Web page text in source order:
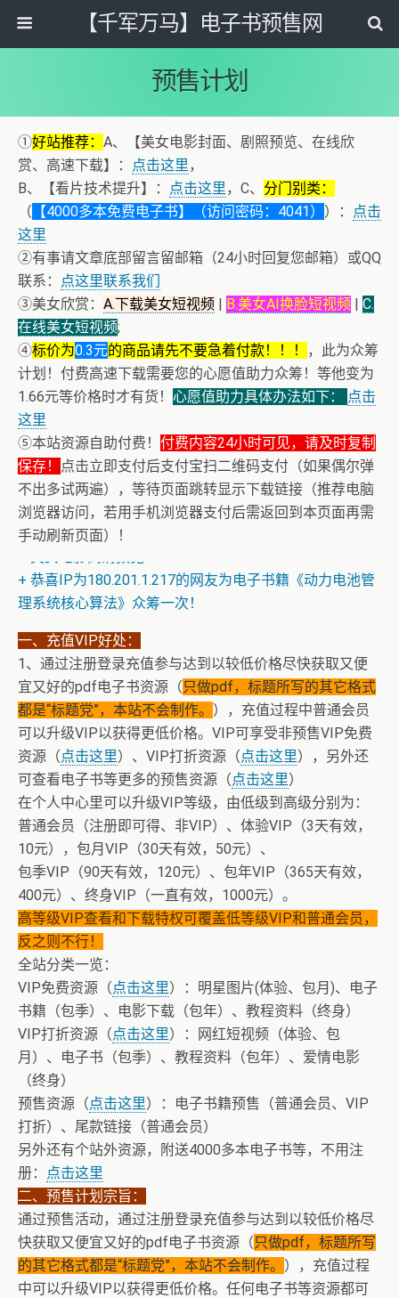
【千军万马】电子书预售网
预售计划
①好站推荐： A、【美女电影封面、剧照预览、在线欣
赏、高速下载】：
点击这里，
B、【看片技术提升】：
点击这里，C、 分门别类：
（ 【4000多本免费电子书】（访问密码：4041） ）：
点击
这里
②有事请文章底部留言留邮箱（24小时回复您邮箱）或QQ
联系：
点这里联系我们
③美女欣赏： A.下载美女短视频 | B.美女AI换脸短视频 | C.
在线美女短视频;
④标价为0.3元的商品请先不要急着付款！！！
，此为众筹
计划！付费高速下载需要您的心愿值助力众筹！等他变为
1.66元等价格时才有货！ 心愿值助力具体办法如下：
点击
这里
⑤本站资源自助付费！ 付费内容24小时可见，请及时复制
保存！
点击立即支付后支付宝扫二维码支付（如果偶尔弹
不出多试两遍），等待页面跳转显示下载链接（推荐电脑
浏览器访问，若用手机浏览器支付后需返回到本页面再需
手动刷新页面）！
+ 恭喜IP为180.201.1.217的网友为电子书籍《动力电池管
理系统核心算法》众筹一次！
一、充值VIP好处：
1、通过注册登录充值参与达到以较低价格尽快获取又便
宜又好的pdf电子书资源（只做pdf，标题所写的其它格式
都是“标题党”，本站不会制作。 ），充值过程中普通会员
可以升级VIP以获得更低价格。VIP可享受非预售VIP免费
资源（点击这里）、VIP打折资源（点击这里），另外还
可查看电子书等更多的预售资源（点击这里）
在个人中心里可以升级VIP等级，由低级到高级分别为：
普通会员（注册即可得、非VIP）、体验VIP（3天有效，
10元），包月VIP（30天有效，50元）、
包季VIP（90天有效，120元）、包年VIP（365天有效，
400元）、终身VIP（一直有效，1000元）。
高等级VIP查看和下载特权可覆盖低等级VIP和普通会员，
反之则不行！
全站分类一览：
VIP免费资源（点击这里）：明星图片(体验、包月)、电子
书籍（包季）、电影下载（包年）、教程资料（终身）
VIP打折资源（点击这里）：网红短视频（体验、包
月）、电子书（包季）、教程资料（包年）、爱情电影
（终身）
预售资源（点击这里）：电子书籍预售（普通会员、VIP
打折）、尾款链接（普通会员）
另外还有个站外资源，附送4000多本电子书等，不用注
册：
点击这里
二、预售计划宗旨：
通过预售活动，通过注册登录充值参与达到以较低价格尽
快获取又便宜又好的pdf电子书资源（只做pdf，标题所写
的其它格式都是“标题党”，本站不会制作。 ），充值过程
中可以升级VIP以获得更低价格。任何电子书等资源都可